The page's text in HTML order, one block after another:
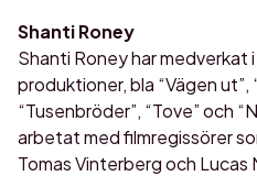
Shanti Roney
Shanti Roney har
produktioner, bla “Vägen ut”,
“Tusenbröder”, “Tove” och
arbetat med filmregissörer
Tomas Vinterberg och Lucas